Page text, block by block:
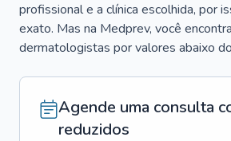
profissional e a clínica escolhida, por
exato. Mas na Medprev, você
dermatologistas por valores abaixo
Agende uma consulta
reduzidos